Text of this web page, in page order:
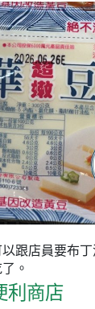
跟店員要布
。
利商店